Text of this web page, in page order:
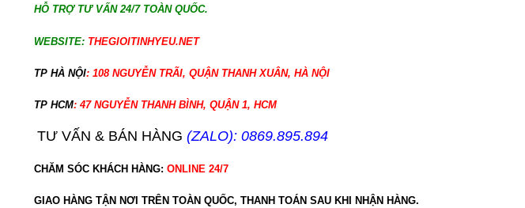
HỖ TRỢ TƯ VẤN 24/7 TOÀN QUỐC.
WEBSITE: THEGIOITINHYEU.NET
TP HÀ NỘI: 108 NGUYỄN TRÃI, QUẬN THANH XUÂN, HÀ NỘI
TP HCM: 47 NGUYỄN THANH BÌNH, QUẬN 1, HCM
TƯ VẤN & BÁN HÀNG(ZALO): 0869.895.894
CHĂM SÓC KHÁCH HÀNG: ONLINE 24/7
GIAO HÀNG TẬN NƠI TRÊN TOÀN QUỐC, THANH TOÁN SAU KHI NHẬN HÀNG.